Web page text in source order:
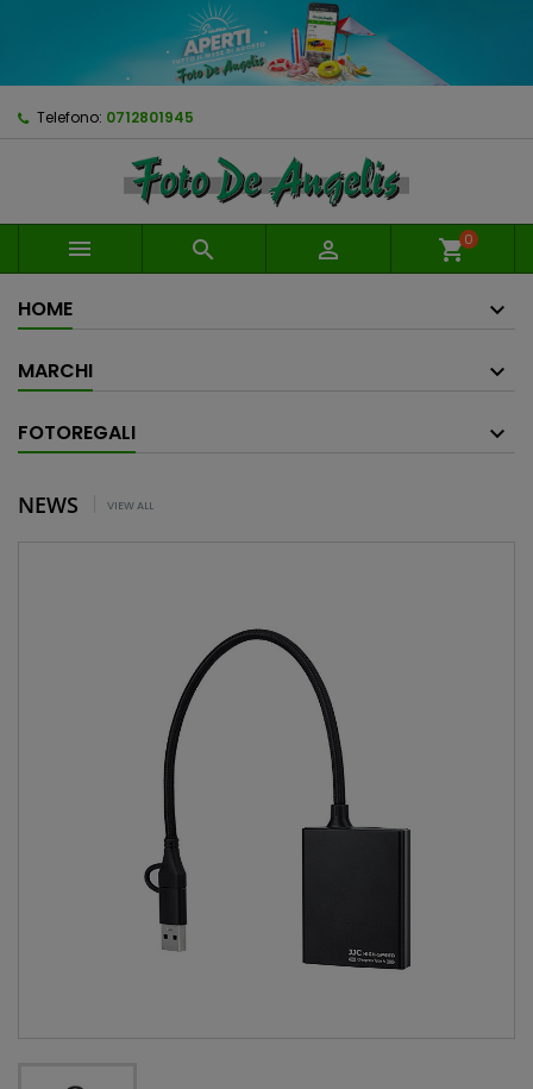
Telefono: 0712801945
   shopping_cart0
HOME
MARCHI
FOTOREGALI
NEWS VIEW ALL